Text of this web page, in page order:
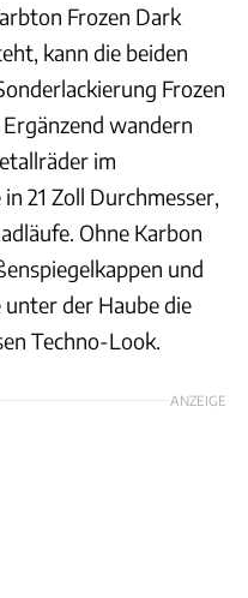
Frozen Dark
kann die beiden
Frozen
wandern
im
21 Zoll Durchmesser,
Ohne Karbon
und
der Haube die
Techno-Look.
ANZEIGE